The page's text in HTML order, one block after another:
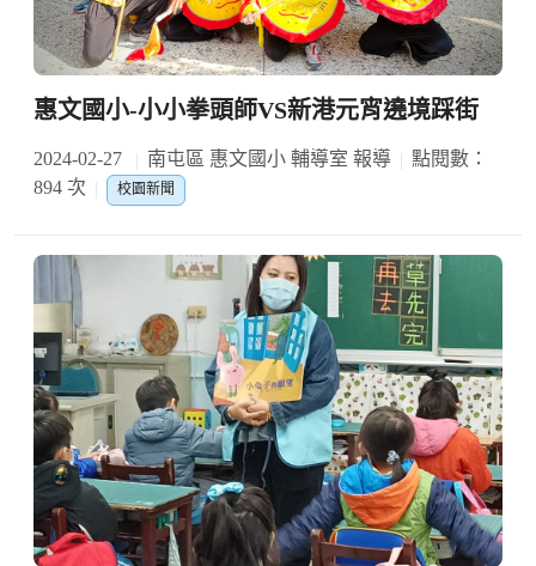
惠文國小-小小拳頭師VS新港元宵遶境踩街
2024-02-27 南屯區 惠文國小 輔導室 報導
點閱數：
894 次
校園新聞